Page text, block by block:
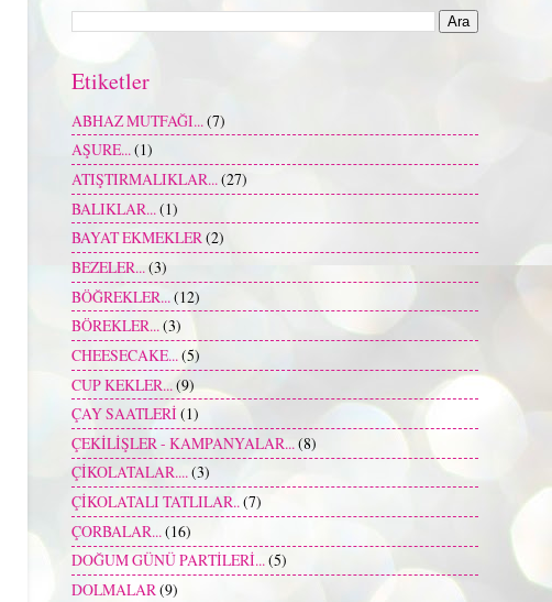
Etiketler
ABHAZ MUTFAĞI... (7)
AŞURE...(1)
ATIŞTIRMALIKLAR...(27)
BALIKLAR... (1)
BAYAT EKMEKLER(2)
BEZELER...(3)
BÖĞREKLER...(12)
BÖREKLER...(3)
CHEESECAKE...(5)
CUP KEKLER...(9)
ÇAY SAATLERİ (1)
ÇEKİLİŞLER - KAMPANYALAR...(8)
ÇİKOLATALAR....(3)
ÇİKOLATALI TATLILAR..(7)
ÇORBALAR... (16)
DOĞUM GÜNÜ PARTİLERİ...(5)
DOLMALAR(9)